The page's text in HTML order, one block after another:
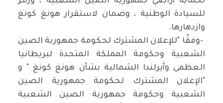
للسيادة الوطنية ، وضمان لاستقرار هونغ كونغ
وازدهارها.
-وفقًا "للإعلان المشترك لحكومة جمهورية الصين
الشعبية وحكومة المملكة المتحدة لبريطانيا
العظمى وأيرلندا الشمالية بشأن هونغ كونغ " و
"الإعلان المشترك لحكومة جمهورية الصين
الشعبية وحكومة جمهورية الصين الشعبية